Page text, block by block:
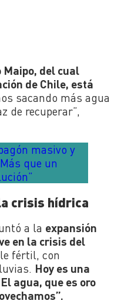
del cual
de Chile, está
sacando más agua
de recuperar”,
masivo y
que un
crisis hídrica
a la expansión
en la crisis del
fértil, con
Hoy es una
agua, que es oro